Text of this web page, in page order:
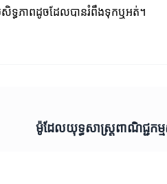
ប្រសិទ្ធភាពដូចដែលបានរំពឹងទុកឬអត់។
ម៉ូដែលយុទ្ធសាស្ត្រពាណិជ្ជក